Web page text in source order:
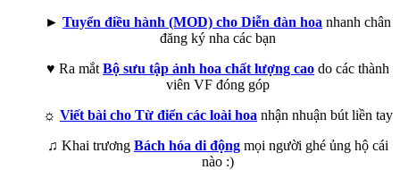
► Tuyển điều hành (MOD) cho Diễn đàn hoa nhanh chân
đăng ký nha các bạn
♥ Ra mắt Bộ sưu tập ảnh hoa chất lượng cao do các thành
viên VF đóng góp
☼ Viết bài cho Từ điển các loài hoa nhận nhuận bút liền tay
♫ Khai trương Bách hóa di động mọi người ghé ủng hộ cái
nào :)